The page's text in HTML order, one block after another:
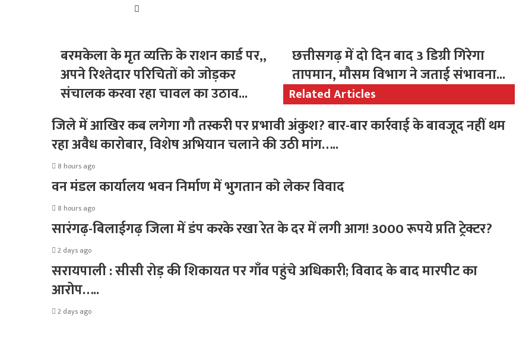
Website
बरमकेला के मृत व्यक्ति के राशन कार्ड पर,,
अपने रिश्तेदार परिचितों को जोड़कर
संचालक करवा रहा चावल का उठाव...
छत्तीसगढ़ में दो दिन बाद 3 डिग्री गिरेगा
तापमान, मौसम विभाग ने जताई संभावना...
Related Articles
जिले में आखिर कब लगेगा गौ तस्करी पर प्रभावी अंकुश? बार-बार कार्रवाई के बावजूद नहीं थम
रहा अवैध कारोबार, विशेष अभियान चलाने की उठी मांग…..
8 hours ago
वन मंडल कार्यालय भवन निर्माण में भुगतान को लेकर विवाद
8 hours ago
सारंगढ़-बिलाईगढ़ जिला में डंप करके रखा रेत के दर में लगी आग! 3000 रूपये प्रति ट्रेक्टर?
2 days ago
सरायपाली : सीसी रोड़ की शिकायत पर गाँव पहुंचे अधिकारी; विवाद के बाद मारपीट का
आरोप…..
2 days ago